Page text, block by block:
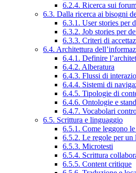
6.2.4. Ricerca sui
6.3. Dalla ricerca ai bisogni
6.3.1. User stories per
6.3.2. Job stories per
6.3.3. Criteri di
6.4. Architettura
6.4.1. Definire
6.4.2. Alberatura
6.4.3. Flussi di
6.4.4. Sistemi di
6.4.5. Tipologie di
6.4.6. Ontologie e
6.4.7. Vocabolari
6.5. Scrittura e linguaggio
6.5.1. Come leggono
6.5.2. Le regole per un
6.5.3. Microtesti
6.5.4. Scrittura
6.5.5. Content critique